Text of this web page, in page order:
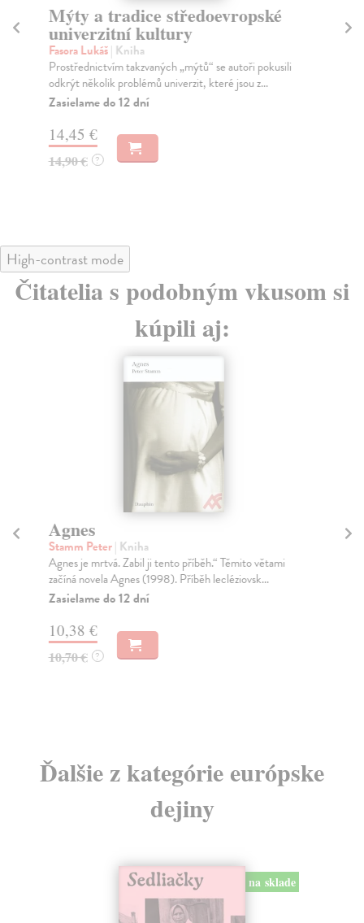
Mýty a tradice středoevropské
univerzitní kultury
Fasora Lukáš| Kniha
Prostřednictvím takzvaných „mýtů“ se autoři pokusili
odkrýt několik problémů univerzit, které jsou z...
Zasielame do 12 dní
14,45 €
14,90 € ?
High-contrast mode
Čitatelia s podobným vkusom si
kúpili aj:
Agnes
Stamm Peter| Kniha
Agnes je mrtvá. Zabil ji tento příběh.“ Těmito větami
začíná novela Agnes (1998). Příběh lecléziovsk...
Zasielame do 12 dní
10,38 €
10,70 € ?
Ďalšie z kategórie európske
dejiny
na sklade